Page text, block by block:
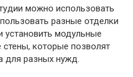
можно использовать
разные отделки
установить модульные
которые позволят
для разных нужд.